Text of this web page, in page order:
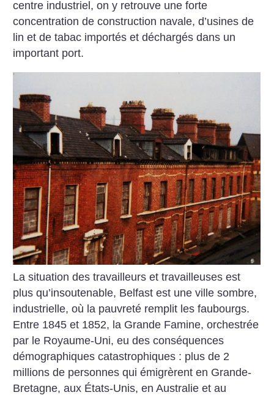
centre industriel, on y retrouve une forte
concentration de construction navale, d’usines de
lin et de tabac importés et déchargés dans un
important port.
La situation des travailleurs et travailleuses est
plus qu’insoutenable, Belfast est une ville sombre,
industrielle, où la pauvreté remplit les faubourgs.
Entre 1845 et 1852, la Grande Famine, orchestrée
par le Royaume-Uni, eu des conséquences
démographiques catastrophiques : plus de 2
millions de personnes qui émigrèrent en Grande-
Bretagne, aux États-Unis, en Australie et au